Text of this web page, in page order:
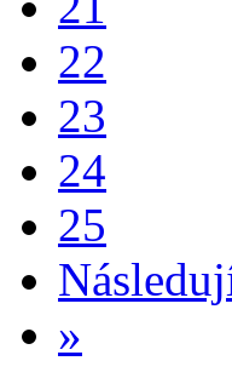
22
23
24
25
»